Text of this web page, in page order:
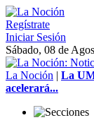
Regístrate
Iniciar Sesión
Sábado, 08 de
La Noción | La
acelerará...